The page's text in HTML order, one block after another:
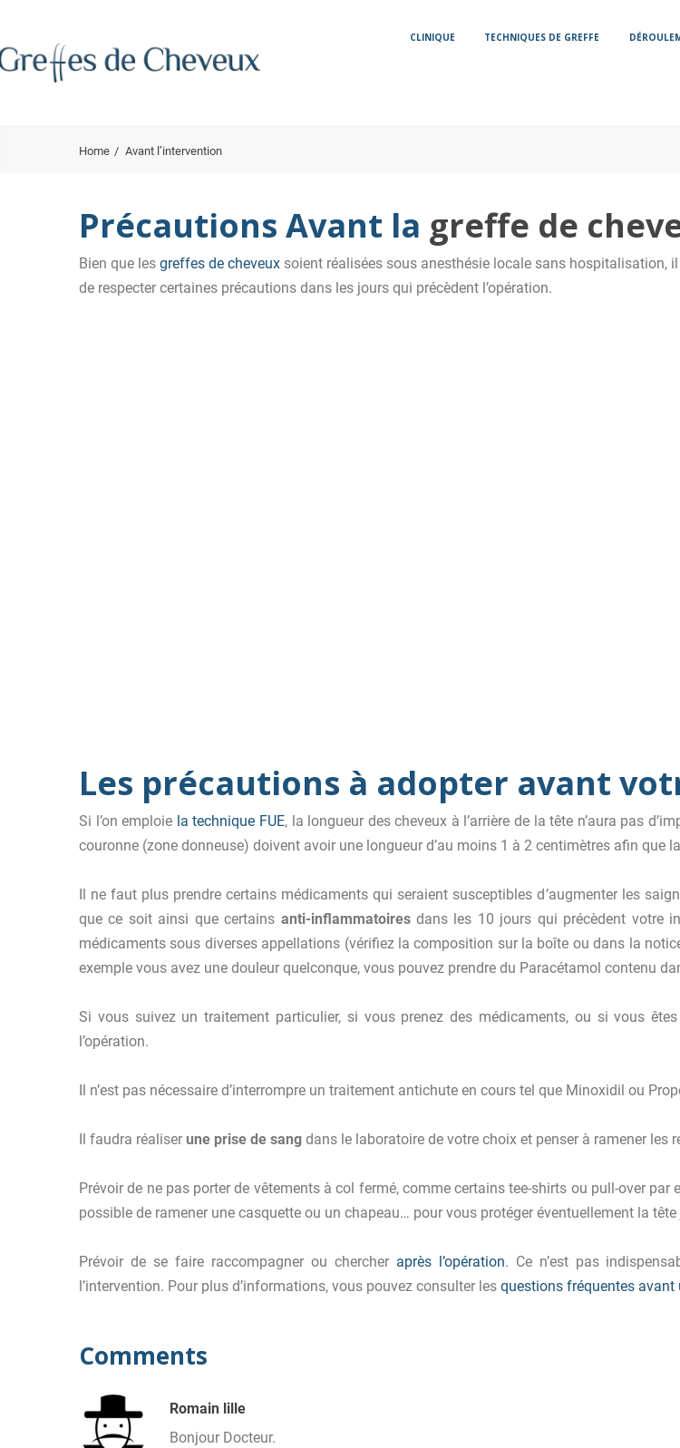
CLINIQUE TECHNIQUES DE GREFFE
Home Avant l’intervention
Précautions Avant la greffe de
Bien que les greffes de cheveux soient réalisées sous anesthésie locale sans hospitalisation,
de respecter certaines précautions dans les jours qui précèdent l’opération.
Les précautions à adopter avant
Si l’on emploie la technique FUE, la longueur des cheveux à l’arrière de la tête n’aura pas
couronne (zone donneuse) doivent avoir une longueur d’au moins 1 à 2 centimètres afin que
Il ne faut plus prendre certains médicaments qui seraient susceptibles d’augmenter les
que ce soit ainsi que certains anti-inflammatoiresdans les 10 jours qui précèdent votre
médicaments sous diverses appellations (vérifiez la composition sur la boîte ou dans la
exemple vous avez une douleur quelconque, vous pouvez prendre du Paracétamol contenu
Si vous suivez un traitement particulier, si vous prenez des médicaments, ou si vous
l’opération.
Il n’est pas nécessaire d’interrompre un traitement antichute en cours tel que Minoxidil ou
Il faudra réaliser une prise de sang dans le laboratoire de votre choix et penser à ramener les
Prévoir de ne pas porter de vêtements à col fermé, comme certains tee-shirts ou pull-over
possible de ramener une casquette ou un chapeau… pour vous protéger éventuellement la tête
Prévoir de se faire raccompagner ou chercher après l’opération. Ce n’est pas
l’intervention. Pour plus d’informations, vous pouvez consulter les questions fréquentes avant
Comments
Romain lille
Bonjour Docteur.